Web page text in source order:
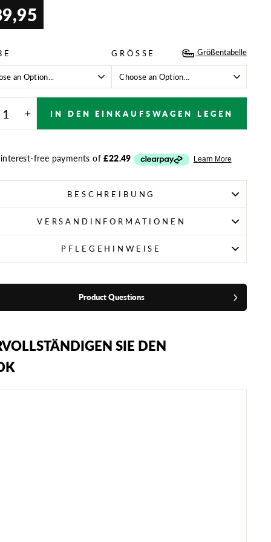
Größentabelle
GRÖSSE
+
IN DEN EINKAUFSWAGEN LEGEN
BESCHREIBUNG
VERSANDINFORMATIONEN
PFLEGEHINWEISE
Product Questions
SIE DEN